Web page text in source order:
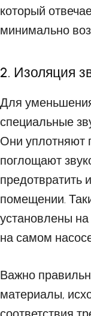
который
минимально
2. Изоляция
Для
специальные
Они уплотняют
поглощают
предотвратить
помещении.
установлены на
на самом
Важно
материалы,